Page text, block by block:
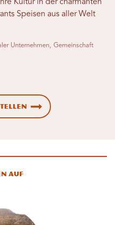
Kultur in der charmanten
Speisen aus aller Welt
Unternehmen, Gemeinschaft
auf